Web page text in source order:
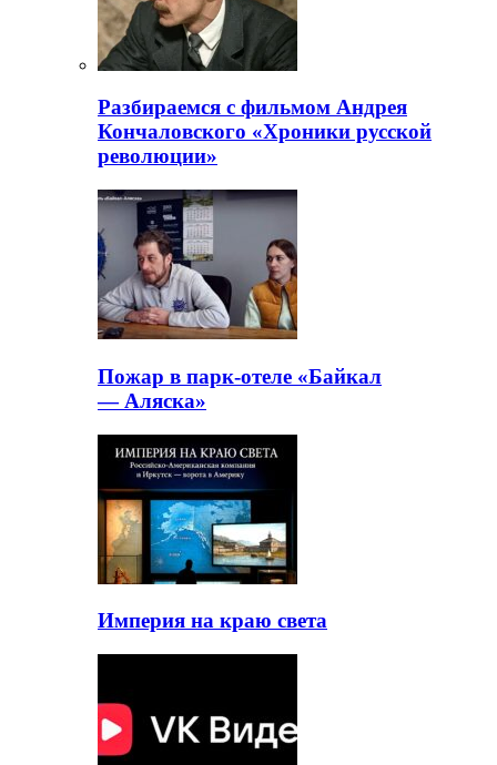
Разбираемся с фильмом Андрея
Кончаловского «Хроники русской
революции»
Пожар в парк-отеле «Байкал
— Аляска»
Империя на краю света